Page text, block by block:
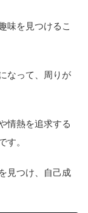
味を見つけるこ
なって、周りが
情熱を追求する
す。
見つけ、自己成